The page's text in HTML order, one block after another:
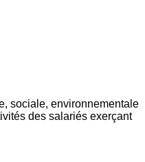
sociale, environnementale
des salariés exerçant